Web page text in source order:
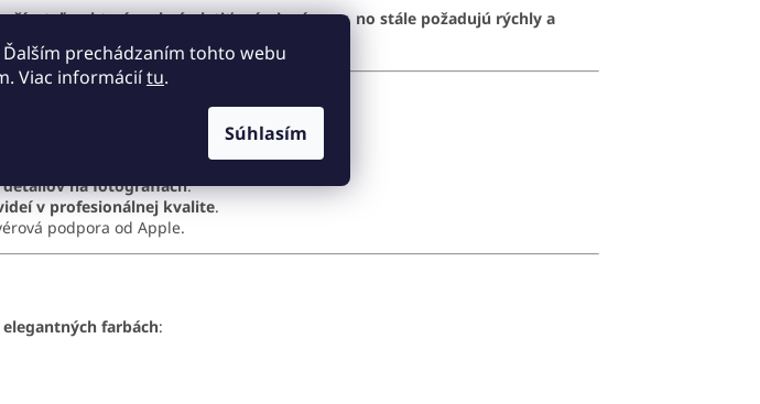
prechádzaním tohto webu
Viac informáciítu.
Súhlasím
ktorí nechcú platiť prémiové ceny, no stále požadujú rýchly a
Kompatibilný so všetkými Qi nabíjačkami.
odtlačkom prsta .
detailov na fotografiách.
v profesionálnej kvalite.
podpora od Apple.
farbách: